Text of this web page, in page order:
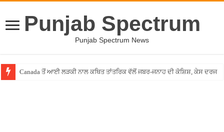
Punjab Spectrum
Punjab Spectrum News
Canada ਤੋਂ ਆਈ ਲੜਕੀ ਨਾਲ ਕਥਿਤ ਤਾਂਤਰਿਕ ਵੱਲੋਂ ਜਬਰ-ਜਨਾਹ ਦੀ ਕੋਸ਼ਿਸ਼, ਕੇਸ ਦਰਜ